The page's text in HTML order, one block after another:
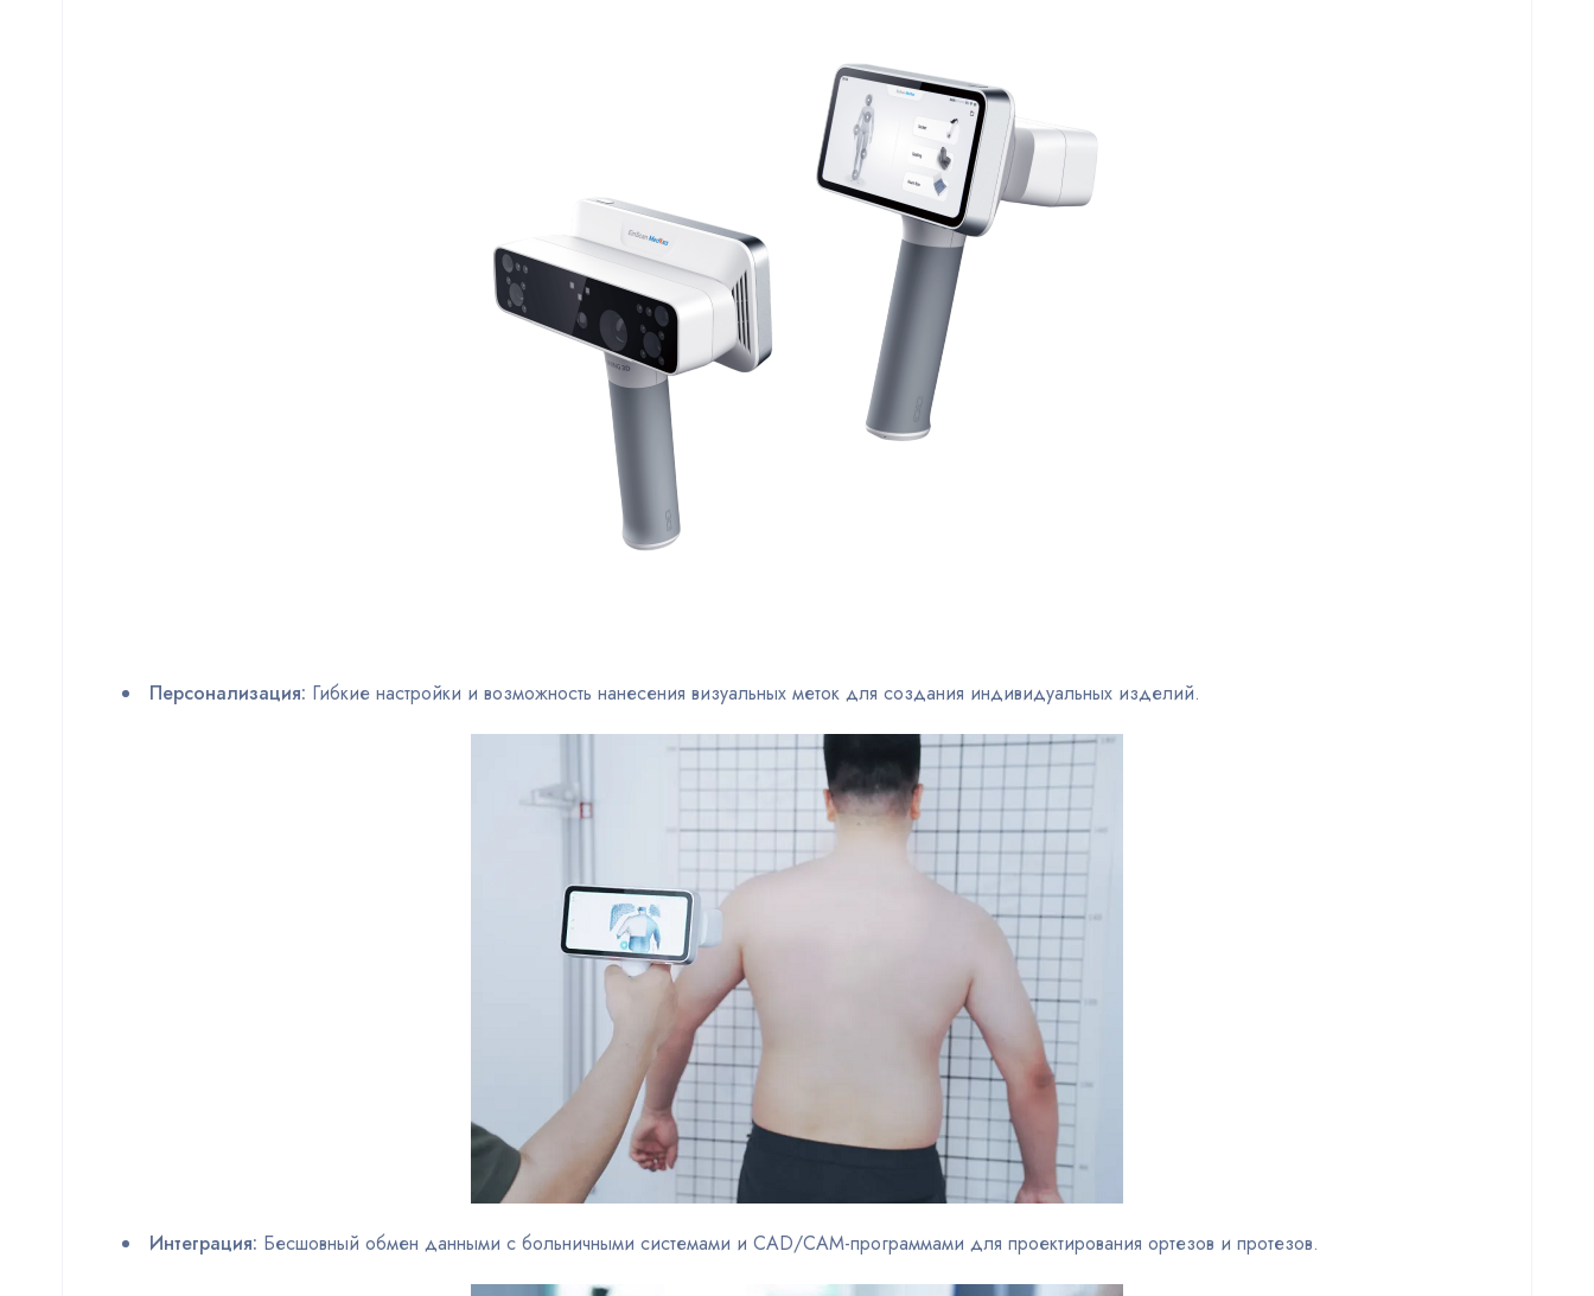
Персонализация: Гибкие настройки и возможность нанесения визуальных меток для создания индивидуальных изделий.
Интеграция: Бесшовный обмен данными с больничными системами и CAD/CAM-программами для проектирования ортезов и протезов.